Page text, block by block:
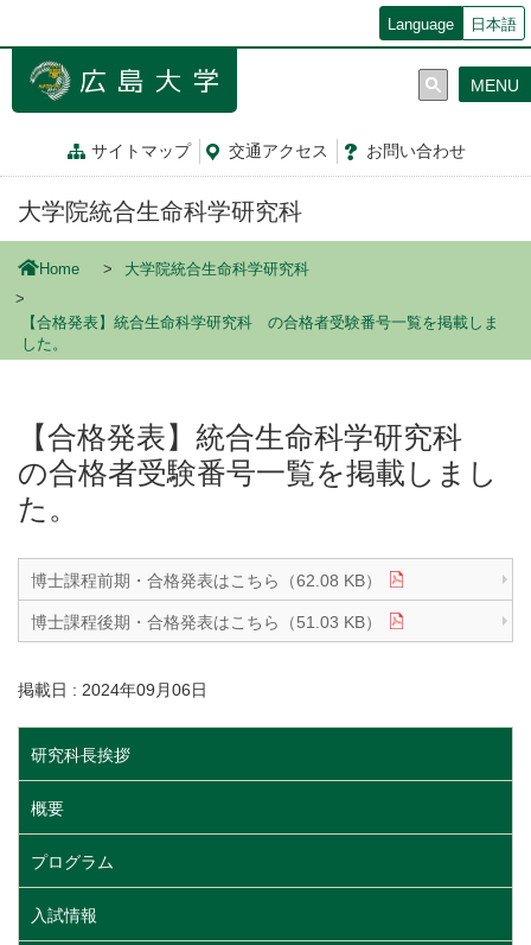
ン
Language 日本語
サイトマップ 交通アクセス お問い合わせ
MENU
大学院統合生命科学研究科
Home 大学院統合生命科学研究科
【合格発表】統合生命科学研究科 の合格者受験番号一覧を掲載しま
した。
【合格発表】統合生命科学研究科
の合格者受験番号一覧を掲載しまし
た。
博士課程前期・合格発表はこちら（62.08 KB）
博士課程後期・合格発表はこちら（51.03 KB）
掲載日 : 2024年09月06日
研究科長挨拶
概要
プログラム
入試情報